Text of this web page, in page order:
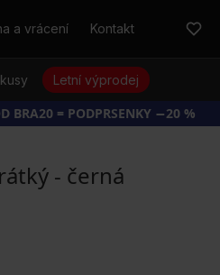
a vrácení Kontakt
Letní výprodej
BRA20 = PODPRSENKY −20 %
- černá